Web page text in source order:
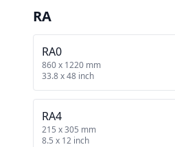
RA
RA0
860 x 1220 mm
33.8 x 48 inch
RA4
215 x 305 mm
8.5 x 12 inch